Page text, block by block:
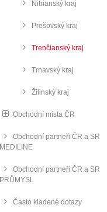
Nitrianský kraj
Prešovský kraj
Trenčianský kraj
Trnavský kraj
Žilinský kraj
Obchodní místa ČR
Obchodní partneři ČR a SR
MEDILINE
Obchodní partneři ČR a SR
PRŮMYSL
Často kladené dotazy